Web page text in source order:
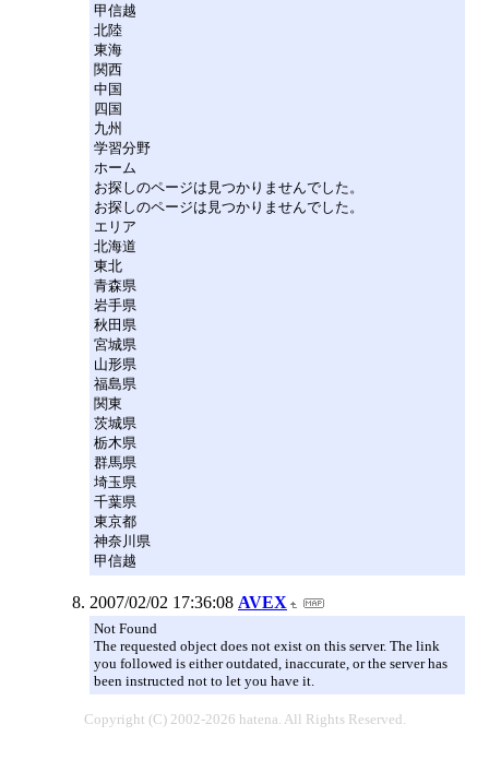
甲信越
北陸
東海
関西
中国
四国
九州
学習分野
ホーム
お探しのページは見つかりませんでした。
お探しのページは見つかりませんでした。
エリア
北海道
東北
青森県
岩手県
秋田県
宮城県
山形県
福島県
関東
茨城県
栃木県
群馬県
埼玉県
千葉県
東京都
神奈川県
甲信越
2007/02/02 17:36:08 AVEX
Not Found
The requested object does not exist on this server. The link
you followed is either outdated, inaccurate, or the server has
been instructed not to let you have it.
Copyright (C) 2002-2026 hatena. All Rights Reserved.